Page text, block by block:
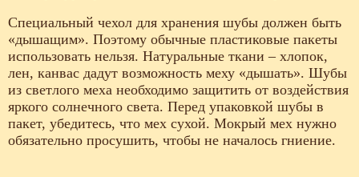
Специальный чехол для хранения шубы должен быть
«дышащим». Поэтому обычные пластиковые пакеты
использовать нельзя. Натуральные ткани – хлопок,
лен, канвас дадут возможность меху «дышать». Шубы
из светлого меха необходимо защитить от воздействия
яркого солнечного света. Перед упаковкой шубы в
пакет, убедитесь, что мех сухой. Мокрый мех нужно
обязательно просушить, чтобы не началось гниение.